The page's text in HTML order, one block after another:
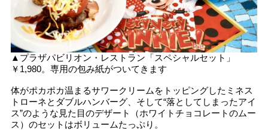
▲プラザパビリオン・レストラン「スペシャルセット」
￥1,980。専用の包み紙がついてきます
体がポカポカ温まるサワークリームをトッピングしたミネス
トローネとダブルハンバーグ、そして“落としてしまったアイ
ス”のような見た目のデザート（ホワイトチョコレートのムー
ス）のセットはボリュームたっぷり。